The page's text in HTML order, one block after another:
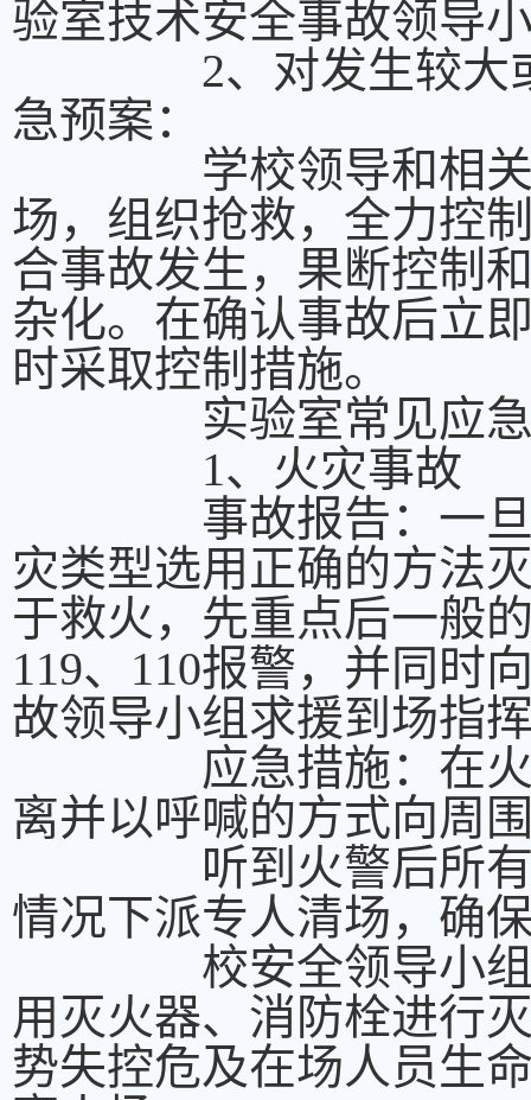
验室技术安全事故领导
2、对发生较大或重
急预案：
学校领导和相关部
场，组织抢救，全力控
合事故发生，果断控制
杂化。在确认事故后立
时采取控制措
实验室常见应急
1、火灾事故
事故报告：一旦发
灾类型选用正确的方法
于救火，先重点后一般
119、110报警，并同时
故领导小组求援到场指
应急措施：在火险
离并以呼喊的方式向周
听到火警后所有人
情况下派专人清场，确
校安全领导小组现
用灭火器、消防栓进行
势失控危及在场人员生